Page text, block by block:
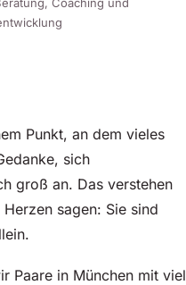
Punkt, an dem vieles
sich
groß an. Das verstehen
sagen: Sie sind
Paare in München mit viel